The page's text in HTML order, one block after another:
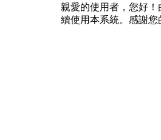
親愛的使用者，您好
續使用本系統。感謝您